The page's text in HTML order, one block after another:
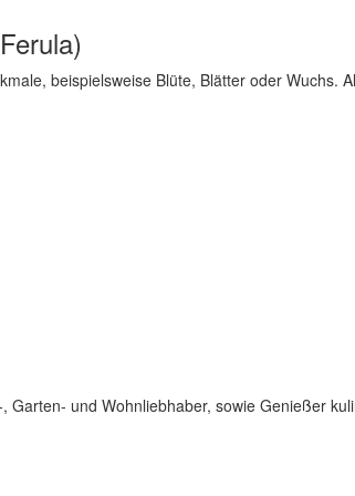
beispielsweise Blüte, Blätter oder
und Wohnliebhaber, sowie Genießer